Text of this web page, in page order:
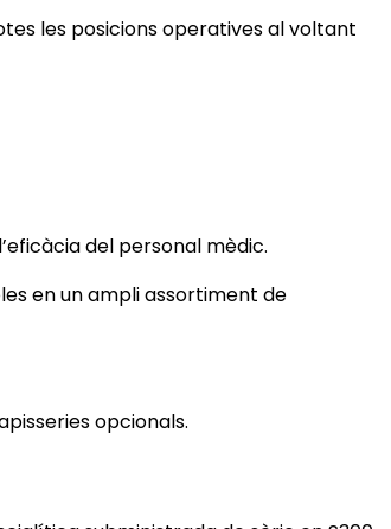
les posicions operatives al voltant
del personal mèdic.
en un ampli assortiment de
opcionals.